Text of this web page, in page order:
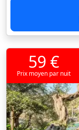
59 €
Prix moyen par nuit